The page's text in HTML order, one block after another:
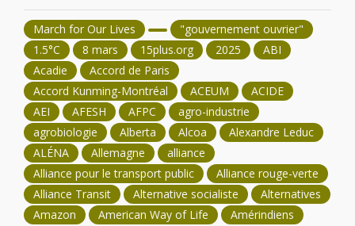
March for Our Lives
"gouvernement ouvrier"
1.5°C
8 mars 15plus.org 2025
ABI
Acadie
Accord de Paris
Accord Kunming-Montréal
ACEUM
ACIDE
AEI
AFESH AFPC
agro-industrie
agrobiologie
Alberta Alcoa
Alexandre Leduc
ALÉNA
Allemagne
alliance
Alliance pour le transport public
Alliance rouge-verte
Alliance Transit
Alternative socialiste
Alternatives
Amazon
American Way of Life
Amérindiens